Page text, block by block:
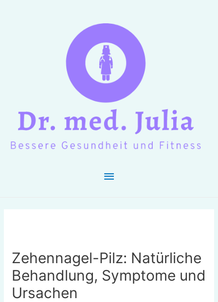
Hauptmenü
Zehennagel-Pilz: Natürliche
Behandlung, Symptome und
Ursachen